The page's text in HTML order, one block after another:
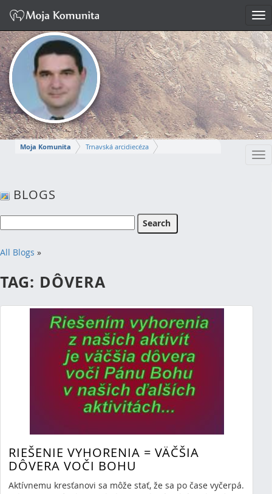
Moja Komunita
Trnavská arcidiecéza
MIROSLAV
BLOGS
All Blogs »
TAG: DÔVERA
RIEŠENIE VYHORENIA = VÄČŠIA
DÔVERA VOČI BOHU
Aktívnemu kresťanovi sa môže stať, že sa po čase vyčerpá.
RSS (Opens New Window)